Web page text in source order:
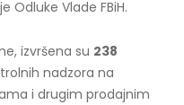
Odluke Vlade FBiH.
izvršena su 238
nadzora na
i drugim prodajnim